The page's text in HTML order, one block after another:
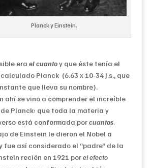
Planck y Einstein.
era el cuantoy que éste tenía el
Planck (6.63 x 10-34 J.s., que
que lleva su nombre).
ahí se vino a comprender el increíble
Planck: que toda la materia y
está conformada porcuantos.
de Einstein le dieron el Nobel a
fue así considerado el “padre” de la
recién en 1921 porel efecto